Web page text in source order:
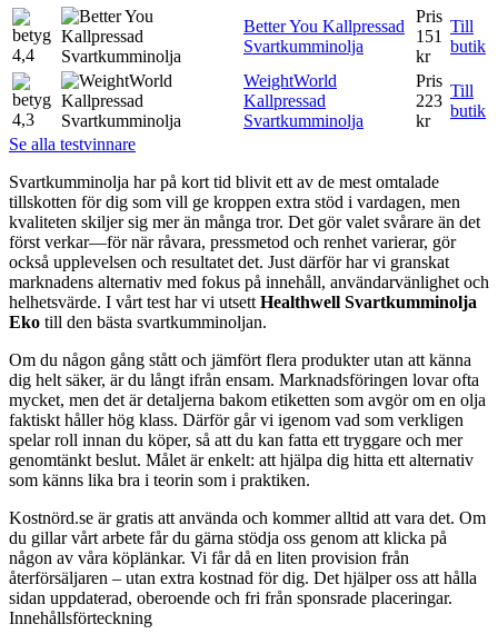
4,4
Better You Kallpressad
Svartkumminolja
Pris
151
kr
Till
butik
4,3
WeightWorld
Kallpressad
Svartkumminolja
Pris
223
kr
Till
butik
Se alla testvinnare
Svartkumminolja har på kort tid blivit ett av de mest omtalade
tillskotten för dig som vill ge kroppen extra stöd i vardagen, men
kvaliteten skiljer sig mer än många tror. Det gör valet svårare än det
först verkar—för när råvara, pressmetod och renhet varierar, gör
också upplevelsen och resultatet det. Just därför har vi granskat
marknadens alternativ med fokus på innehåll, användarvänlighet och
helhetsvärde. I vårt test har vi utsett Healthwell Svartkumminolja
Eko till den bästa svartkumminoljan.
Om du någon gång stått och jämfört flera produkter utan att känna
dig helt säker, är du långt ifrån ensam. Marknadsföringen lovar ofta
mycket, men det är detaljerna bakom etiketten som avgör om en olja
faktiskt håller hög klass. Därför går vi igenom vad som verkligen
spelar roll innan du köper, så att du kan fatta ett tryggare och mer
genomtänkt beslut. Målet är enkelt: att hjälpa dig hitta ett alternativ
som känns lika bra i teorin som i praktiken.
Kostnörd.se är gratis att använda och kommer alltid att vara det. Om
du gillar vårt arbete får du gärna stödja oss genom att klicka på
någon av våra köplänkar. Vi får då en liten provision från
återförsäljaren – utan extra kostnad för dig. Det hjälper oss att hålla
sidan uppdaterad, oberoende och fri från sponsrade placeringar.
Innehållsförteckning